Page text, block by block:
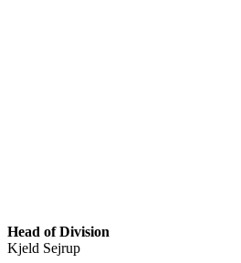
Head of Division
Kjeld Sejrup